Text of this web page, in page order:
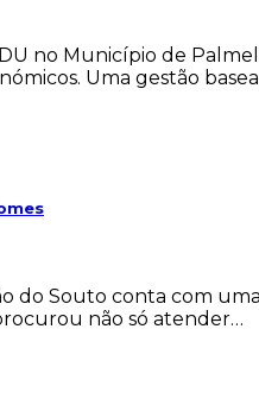
no Município de
Uma gestão
do Souto conta com
não só atender…